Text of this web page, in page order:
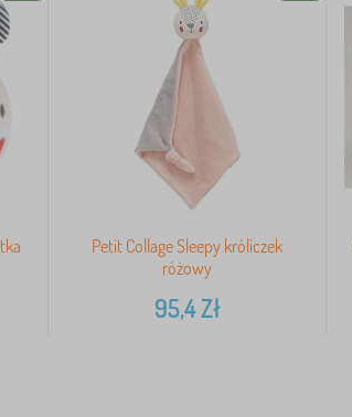
Petit Collage Sleepy króliczek
różowy
95,4Zł